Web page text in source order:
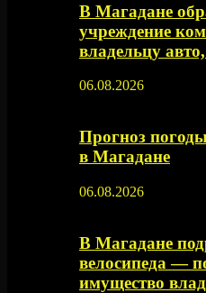
В Магадане
учреждение
владельцу
06.08.2026
Прогноз
в Магадане
06.08.2026
В Магадане
велосипеда —
имущество